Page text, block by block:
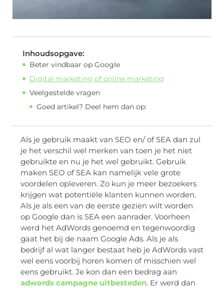
Inhoudsopgave:
Beter vindbaar op Google
Digital marketing of online marketing
Veelgestelde vragen
Goed artikel? Deel hem dan op:
Als je gebruik maakt van SEO en/ of SEA dan zul
je het verschil wel merken van toen je het niet
gebruikte en nu je het wel gebruikt. Gebruik
maken SEO of SEA kan namelijk vele grote
voordelen opleveren. Zo kun je meer bezoekers
krijgen wat potentiële klanten kunnen worden.
Als je als een van de eerste gezien wilt worden
op Google dan is SEA een aanrader. Voorheen
werd het AdWords genoemd en tegenwoordig
gaat het bij de naam Google Ads. Als je als
bedrijf al wat langer bestaat heb je AdWords vast
wel eens voorbij horen komen of misschien wel
eens gebruikt. Je kon dan een bedrag aan
adwords campagne uitbesteden. Er werd dan